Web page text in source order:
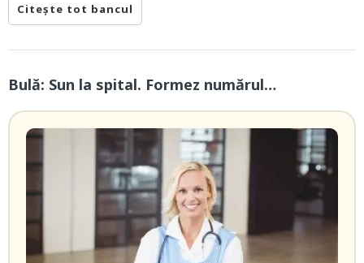
Citește tot bancul
Bulă: Sun la spital. Formez numărul…